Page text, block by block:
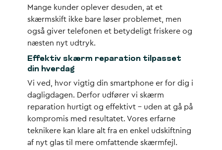
Mange kunder oplever desuden, at et
skærmskift ikke bare løser problemet, men
også giver telefonen et betydeligt friskere og
næsten nyt udtryk.
Effektiv skærm reparation tilpasset
din hverdag
Vi ved, hvor vigtig din smartphone er for dig i
dagligdagen. Derfor udfører vi skærm
reparation hurtigt og effektivt – uden at gå på
kompromis med resultatet. Vores erfarne
teknikere kan klare alt fra en enkel udskiftning
af nyt glas til mere omfattende skærmfejl.